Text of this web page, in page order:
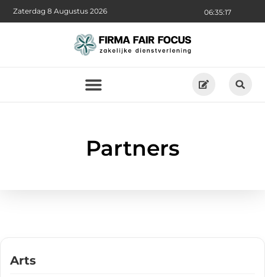
06:35:18
Zaterdag 8 Augustus 2026
Partners
Arts